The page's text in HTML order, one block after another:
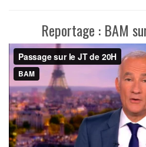
Reportage : BAM